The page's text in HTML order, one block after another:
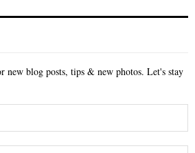
new blog posts, tips & new photos. Let's stay